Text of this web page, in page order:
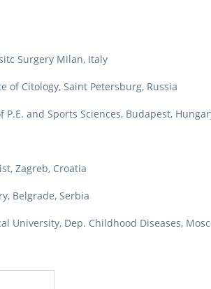
Surgery Milan, Italy
of Citology, Saint Petersburg, Russia
and Sports Sciences, Budapest,
Zagreb, Croatia
Belgrade, Serbia
University, Dep. Childhood Diseases,